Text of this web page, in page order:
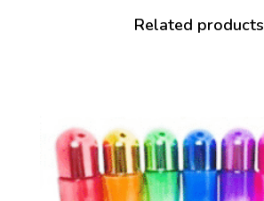
Related products